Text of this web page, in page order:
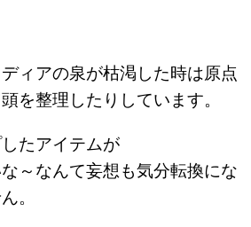
ィアの泉が枯渇した時は原点
を整理したりしています。
たアイテムが
～なんて妄想も気分転換にな
。